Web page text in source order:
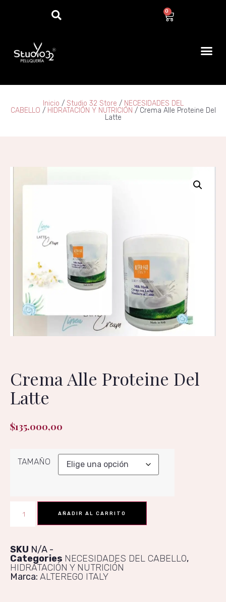
0
Inicio / Studio 32 Store / NECESIDADES DEL
CABELLO / HIDRATACIÓN Y NUTRICIÓN / Crema Alle Proteine Del
Latte
Crema Alle Proteine Del
Latte
$135.000,00
TAMAÑO
AÑADIR AL CARRITO
SKU N/A
Categories NECESIDADES DEL CABELLO,
HIDRATACIÓN Y NUTRICIÓN
Marca: ALTEREGO ITALY